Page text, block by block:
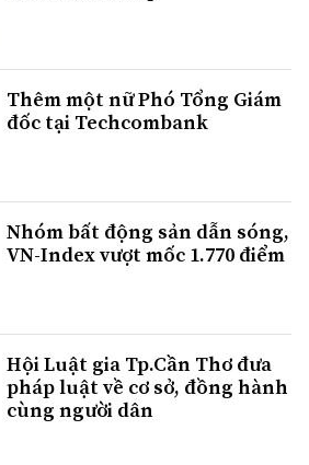
Thêm một nữ Phó Tổng Giám
đốc tại Techcombank
Nhóm bất động sản dẫn sóng,
VN-Index vượt mốc 1.770 điểm
Hội Luật gia Tp.Cần Thơ đưa
pháp luật về cơ sở, đồng hành
cùng người dân